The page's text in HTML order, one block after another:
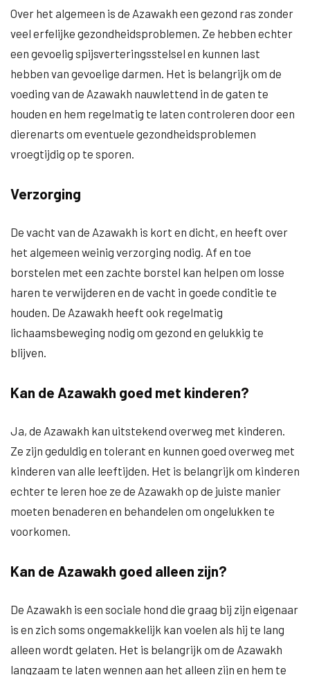
Over het algemeen is de Azawakh een gezond ras zonder
veel erfelijke gezondheidsproblemen. Ze hebben echter
een gevoelig spijsverteringsstelsel en kunnen last
hebben van gevoelige darmen. Het is belangrijk om de
voeding van de Azawakh nauwlettend in de gaten te
houden en hem regelmatig te laten controleren door een
dierenarts om eventuele gezondheidsproblemen
vroegtijdig op te sporen.
Verzorging
De vacht van de Azawakh is kort en dicht, en heeft over
het algemeen weinig verzorging nodig. Af en toe
borstelen met een zachte borstel kan helpen om losse
haren te verwijderen en de vacht in goede conditie te
houden. De Azawakh heeft ook regelmatig
lichaamsbeweging nodig om gezond en gelukkig te
blijven.
Kan de Azawakh goed met kinderen?
Ja, de Azawakh kan uitstekend overweg met kinderen.
Ze zijn geduldig en tolerant en kunnen goed overweg met
kinderen van alle leeftijden. Het is belangrijk om kinderen
echter te leren hoe ze de Azawakh op de juiste manier
moeten benaderen en behandelen om ongelukken te
voorkomen.
Kan de Azawakh goed alleen zijn?
De Azawakh is een sociale hond die graag bij zijn eigenaar
is en zich soms ongemakkelijk kan voelen als hij te lang
alleen wordt gelaten. Het is belangrijk om de Azawakh
langzaam te laten wennen aan het alleen zijn en hem te